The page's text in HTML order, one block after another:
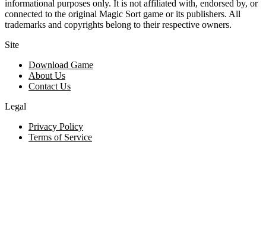
informational purposes only. It is not affiliated with, endorsed by, or
connected to the original Magic Sort game or its publishers. All
trademarks and copyrights belong to their respective owners.
Site
Download Game
About Us
Contact Us
Legal
Privacy Policy
Terms of Service